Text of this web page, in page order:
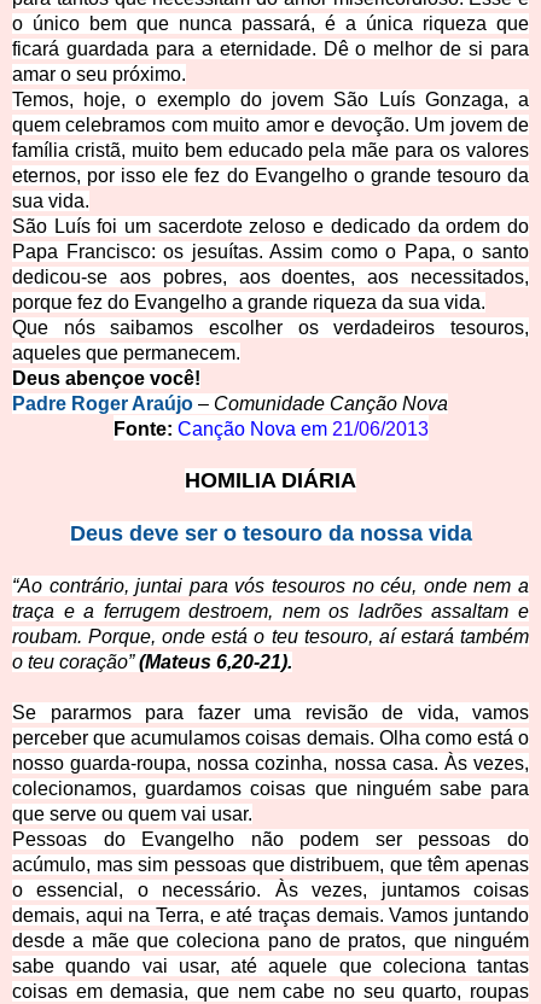
o único bem que nunca passará, é a única riqueza que
ficará guardada para a eternidade. Dê o melhor de si para
amar o seu próximo.
Temos, hoje, o exemplo do jovem São Luís Gonzaga, a
quem celebramos com muito amor e devoção. Um jovem de
família cristã, muito bem educado pela mãe para os valores
eternos, por isso ele fez do Evangelho o grande tesouro da
sua vida.
São Luís foi um sacerdote zeloso e dedicado da ordem do
Papa Francisco: os jesuítas. Assim como o Papa, o santo
dedicou-se aos pobres, aos doentes, aos necessitados,
porque fez do Evangelho a grande riqueza da sua vida.
Que nós saibamos escolher os verdadeiros tesouros,
aqueles que permanecem.
Deus abençoe você!
Padre Roger Araújo – Comunidade Canção Nova
Fonte: Canção Nova em 21/06/2013
HOMILIA DIÁRIA
Deus deve ser o tesouro da nossa vida
“Ao contrário, juntai para vós tesouros no céu, onde nem a
traça e a ferrugem destroem, nem os ladrões assaltam e
roubam. Porque, onde está o teu tesouro, aí estará também
o teu coração”(Mateus 6,20-21).
Se pararmos para fazer uma revisão de vida, vamos
perceber que acumulamos coisas demais. Olha como está o
nosso guarda-roupa, nossa cozinha, nossa casa. Às vezes,
colecionamos, guardamos coisas que ninguém sabe para
que serve ou quem vai usar.
Pessoas do Evangelho não podem ser pessoas do
acúmulo, mas sim pessoas que distribuem, que têm apenas
o essencial, o necessário. Às vezes, juntamos coisas
demais, aqui na Terra, e até traças demais. Vamos juntando
desde a mãe que coleciona pano de pratos, que ninguém
sabe quando vai usar, até aquele que coleciona tantas
coisas em demasia, que nem cabe no seu quarto, roupas